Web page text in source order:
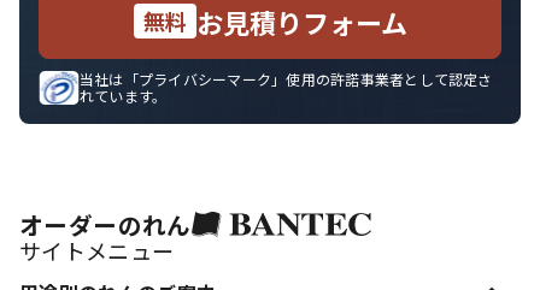
無料 お見積りフォーム
当社は「プライバシーマーク」使用の許諾事業者として認定さ
れています。
オーダーのれん
サイトメニュー